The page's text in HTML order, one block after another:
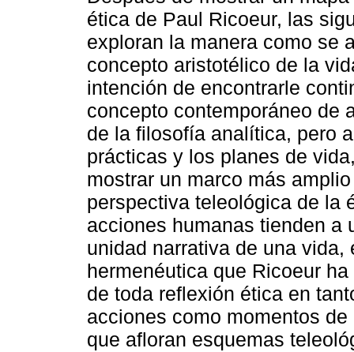
ética de Paul Ricoeur, las
exploran la manera como se
concepto aristotélico de la
intención de encontrarle
concepto contemporáneo de
de la filosofía analítica, pero
prácticas y los planes de
mostrar un marco más
perspectiva teleológica de la
acciones humanas tienden a
unidad narrativa de una
hermenéutica que Ricoeur
de toda reflexión ética en
acciones como momentos
que afloran esquemas